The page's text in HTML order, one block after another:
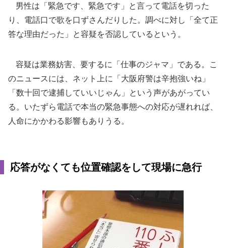
男性は「緊急です、緊急です」と言って電話を切った
り、電話口で歌を口ずさんだりした。調べに対し「全て正
答な理由だった」と容疑を否認しているという。
容疑は業務妨害、要するに「仕事のジャマ」である。こ
のニュースには、ネット上に「大阪府警は辛抱強いね」
「数十回で逮捕していいじゃん」という声があがってい
る。いたずら電話で本当の緊急事態への対応が遅れれば、
人命にかかわる影響もありうる。
応答がなくても位置確認をして現場に急行